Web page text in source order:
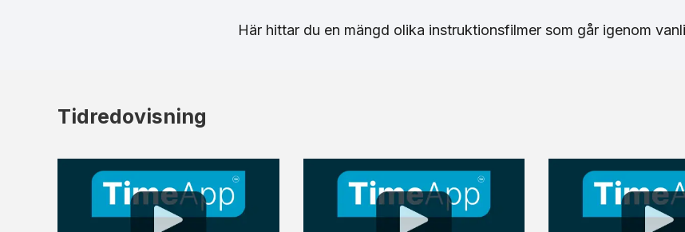
Här hittar du en mängd olika instruktionsfilmer som går igenom
Tidredovisning